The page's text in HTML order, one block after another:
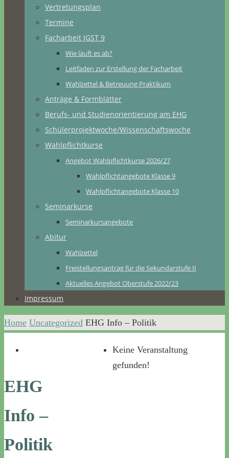
Vertretungsplan
Termine
Facharbeit JGST 9
Wie läuft es ab?
Leitfaden zur Erstellung der Facharbeit
Wahlzettel & Betreuung Praktikum
Anträge & Formblätter
Berufs- und Studienorientierung am EHG
Schülerprojektwoche/Wissenschaftswoche
Wahlpflichtkurse
Angebot Wahlpflichtkurse 2026/27
Wahlpflichtangebote Klasse 9
Wahlpflichtangebote Klasse 10
Seminarkurse
Seminarkursangebote
Abitur
Wahlzettel
Freistellungsantrag für die Sekundarstufe II
Aktuelles Angebot Oberstufe 2022/23
Impressum
Home Uncategorized EHG Info – Politik
EHG
Info –
Politik
Keine Veranstaltung
gefunden!